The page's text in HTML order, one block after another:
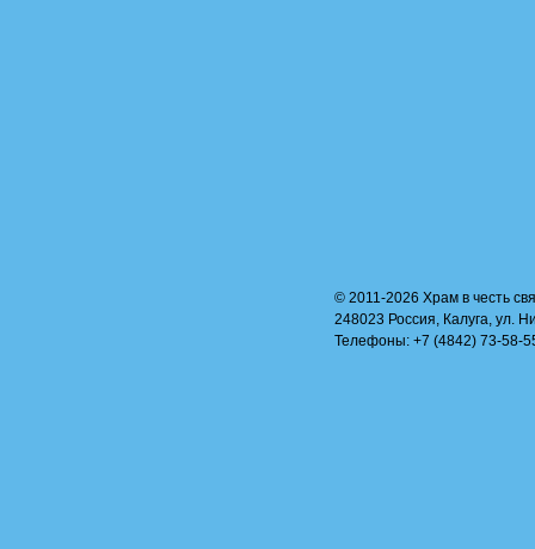
© 2011-2026 Храм в честь
248023 Россия, Калуга, ул.
Телефоны: +7 (4842) 73-58-